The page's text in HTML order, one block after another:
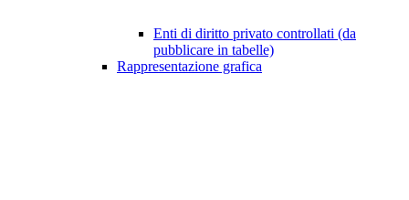
Enti di diritto privato controllati (da
pubblicare in tabelle)
Rappresentazione grafica